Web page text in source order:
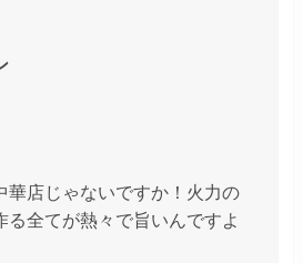
華店じゃないですか！火力の
る全てが熱々で旨いんですよ